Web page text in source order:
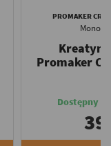
PROMAKER
Promaker
Dostępny -